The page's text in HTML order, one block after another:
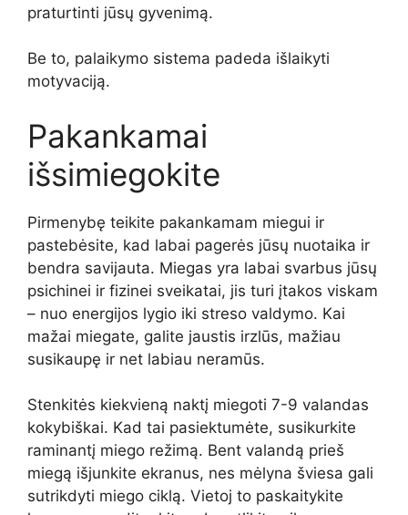
praturtinti jūsų gyvenimą.
Be to, palaikymo sistema padeda išlaikyti
motyvaciją.
Pakankamai
išsimiegokite
Pirmenybę teikite pakankamam miegui ir
pastebėsite, kad labai pagerės jūsų nuotaika ir
bendra savijauta. Miegas yra labai svarbus jūsų
psichinei ir fizinei sveikatai, jis turi įtakos viskam
– nuo energijos lygio iki streso valdymo. Kai
mažai miegate, galite jaustis irzlūs, mažiau
susikaupę ir net labiau neramūs.
Stenkitės kiekvieną naktį miegoti 7-9 valandas
kokybiškai. Kad tai pasiektumėte, susikurkite
raminantį miego režimą. Bent valandą prieš
miegą išjunkite ekranus, nes mėlyna šviesa gali
sutrikdyti miego ciklą. Vietoj to paskaitykite